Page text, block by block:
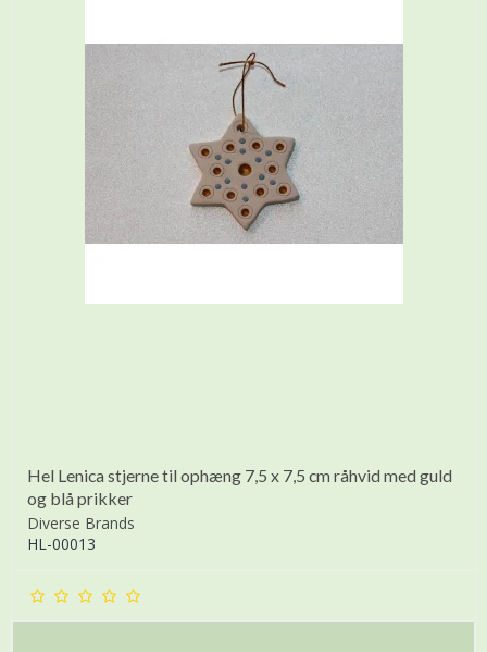
Hel Lenica stjerne til ophæng 7,5 x 7,5 cm råhvid med guld
og blå prikker
Diverse Brands
HL-00013